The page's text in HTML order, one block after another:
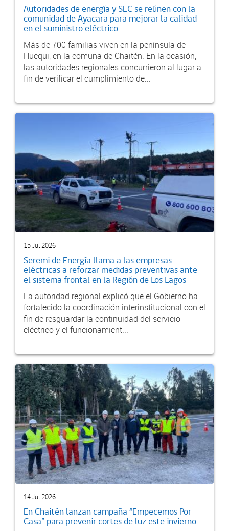
Autoridades de energía y SEC se reúnen con la
comunidad de Ayacara para mejorar la calidad
en el suministro eléctrico
Más de 700 familias viven en la península de
Huequi, en la comuna de Chaitén. En la ocasión,
las autoridades regionales concurrieron al lugar a
fin de verificar el cumplimiento de...
15 Jul 2026
Seremi de Energía llama a las empresas
eléctricas a reforzar medidas preventivas ante
el sistema frontal en la Región de Los Lagos
La autoridad regional explicó que el Gobierno ha
fortalecido la coordinación interinstitucional con el
fin de resguardar la continuidad del servicio
eléctrico y el funcionamient...
14 Jul 2026
En Chaitén lanzan campaña “Empecemos Por
Casa” para prevenir cortes de luz este invierno